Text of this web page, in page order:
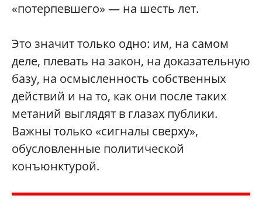
«потерпевшего» — на шесть лет.
Это значит только одно: им, на самом
деле, плевать на закон, на доказательную
базу, на осмысленность собственных
действий и на то, как они после таких
метаний выглядят в глазах публики.
Важны только «сигналы сверху»,
обусловленные политической
конъюнктурой.